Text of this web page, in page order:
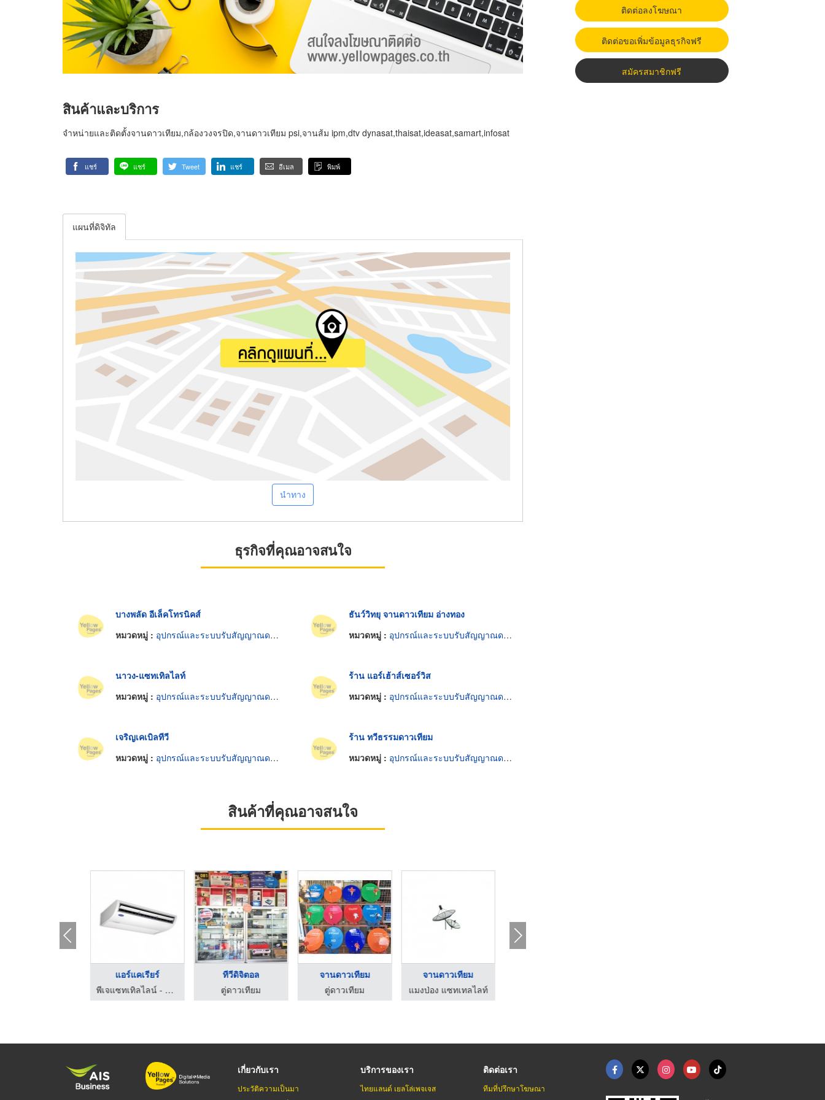
สินค้าและบริการ
จำหน่ายและติดตั้งจานดาวเทียม,กล้องวงจรปิด,จานดาวเทียม psi,จานส้ม ipm,dtv dynasat,thaisat,ideasat,samart,infosat
แชร์ แชร์ Tweet แชร์ อีเมล พิมพ์
แผนที่ดิจิทัล
นำทาง
ธุรกิจที่คุณอาจสนใจ
บางพลัด อีเล็คโทรนิคส์
หมวดหมู่ : อุปกรณ์และระบบรับสัญญาณดาวเทียม
ธันว์วิทยุ จานดาวเทียม อ่างทอง
หมวดหมู่ : อุปกรณ์และระบบรับสัญญาณดาวเทียม
นาวง-แซทเทิลไลท์
หมวดหมู่ : อุปกรณ์และระบบรับสัญญาณดาวเทียม
ร้าน แอร์เฮ้าส์เซอร์วิส
หมวดหมู่ : อุปกรณ์และระบบรับสัญญาณดาวเทียม
เจริญเคเบิลทีวี
หมวดหมู่ : อุปกรณ์และระบบรับสัญญาณดาวเทียม
ร้าน ทวีธรรมดาวเทียม
หมวดหมู่ : อุปกรณ์และระบบรับสัญญาณดาวเทียม
สินค้าที่คุณอาจสนใจ
แอร์แคเรียร์
พีเจแซทเทิลไลน์ - ติดตั้งกล้องวงจรปิด จานดาวเทียม กรุงเทพกรีฑา
ทีวีดิจิตอล
ตู่ดาวเทียม
จานดาวเทียม
ตู่ดาวเทียม
จานดาวเทียม
แมงป่อง แซทเทลไลท์
ติดต่อลงโฆษณา
ติดต่อขอเพิ่มข้อมูลธุรกิจฟรี
สมัครสมาชิกฟรี
เกี่ยวกับเรา
ประวัติความเป็นมา
บริการของเรา
ไทยแลนด์ เยลโล่เพจเจส
ติดต่อเรา
ทีมที่ปรึกษาโฆษณา